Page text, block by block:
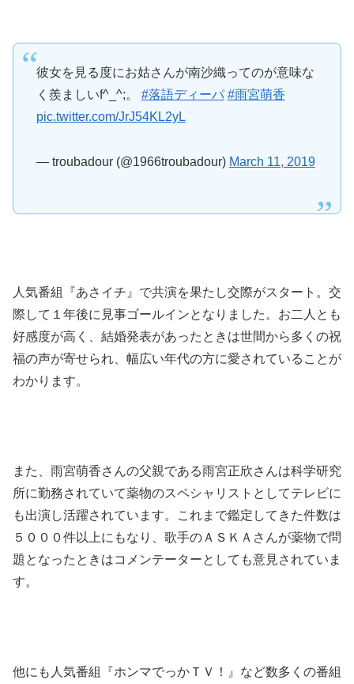
彼女を見る度にお姑さんが南沙織ってのが意味な
く羨ましいf^_^;。 #落語ディーパ #雨宮萌香
pic.twitter.com/JrJ54KL2yL
— troubadour (@1966troubadour) March 11, 2019
人気番組『あさイチ』で共演を果たし交際がスタート。交
際して１年後に見事ゴールインとなりました。お二人とも
好感度が高く、結婚発表があったときは世間から多くの祝
福の声が寄せられ、幅広い年代の方に愛されていることが
わかります。
また、雨宮萌香さんの父親である雨宮正欣さんは科学研究
所に勤務されていて薬物のスペシャリストとしてテレビに
も出演し活躍されています。これまで鑑定してきた件数は
５０００件以上にもなり、歌手のＡＳＫＡさんが薬物で問
題となったときはコメンテーターとしても意見されていま
す。
他にも人気番組『ホンマでっかＴＶ！』など数多くの番組